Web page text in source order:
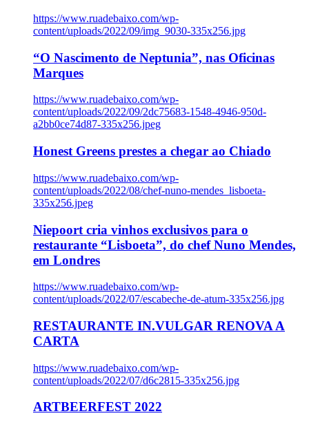
https://www.ruadebaixo.com/wp-
content/uploads/2022/09/img_9030-335x256.jpg
“O Nascimento de Neptunia”, nas Oficinas
Marques
https://www.ruadebaixo.com/wp-
content/uploads/2022/09/2dc75683-1548-4946-950d-
a2bb0ce74d87-335x256.jpeg
Honest Greens prestes a chegar ao Chiado
https://www.ruadebaixo.com/wp-
content/uploads/2022/08/chef-nuno-mendes_lisboeta-
335x256.jpeg
Niepoort cria vinhos exclusivos para o
restaurante “Lisboeta”, do chef Nuno Mendes,
em Londres
https://www.ruadebaixo.com/wp-
content/uploads/2022/07/escabeche-de-atum-335x256.jpg
RESTAURANTE IN.VULGAR RENOVA A
CARTA
https://www.ruadebaixo.com/wp-
content/uploads/2022/07/d6c2815-335x256.jpg
ARTBEERFEST 2022